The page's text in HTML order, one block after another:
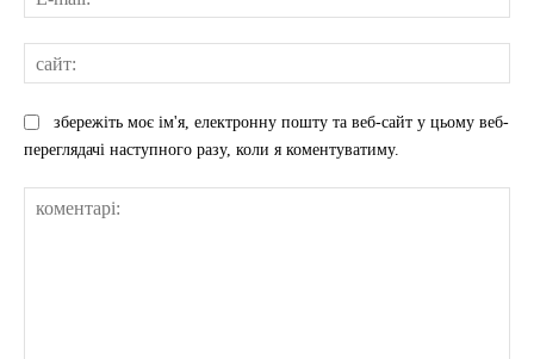
збережіть моє ім'я, електронну пошту та веб-сайт у цьому веб-
переглядачі наступного разу, коли я коментуватиму.